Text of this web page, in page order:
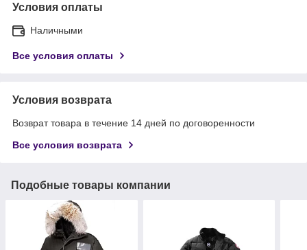
Условия оплаты
Наличными
Все условия оплаты
Условия возврата
Возврат товара в течение 14 дней по договоренности
Все условия возврата
Подобные товары компании